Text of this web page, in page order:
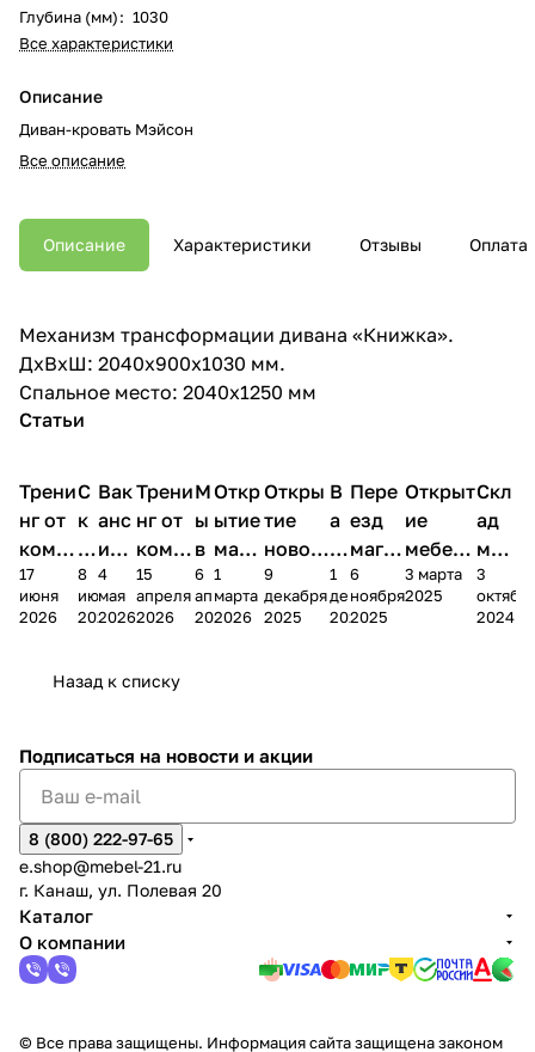
Глубина (мм): 1030
Все характеристики
Описание
Диван-кровать Мэйсон
Все описание
Описание Характеристики Отзывы Оплата
Механизм трансформации дивана «Книжка».
ДхВхШ: 2040х900х1030 мм.
Спальное место: 2040х1250 мм
Статьи
Трени
нг от
комп
ании
Мело
17
июня
2026
С
к
и
д
к
2
8
июня
2026
Вак
анс
ия в
Чеб
окс
4
мая
2026
Трени
нг от
комп
ании
Мело
15
апреля
2026
М
ы
в
М
А
6
апреля
2026
Откр
ытие
мага
зина
в
1
марта
2026
Откры
тие
новог
о
магаз
9
декабря
2025
В
а
к
а
н
1
декабря
2025
Пере
езд
магаз
ина в
г.
6
ноября
2025
Открыт
ие
мебель
ного
салона
3 марта
2025
Скл
ад
меб
ели
пер
3
2024
Назад к списку
Подписаться на новости и акции
8 (800) 222-97-65
e.shop@mebel-21.ru
г. Канаш, ул. Полевая 20
Каталог
О компании
© Все права защищены. Информация сайта защищена законом